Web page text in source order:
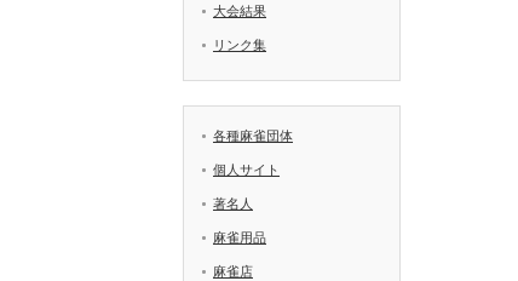
大会結果
リンク集
各種麻雀団体
個人サイト
著名人
麻雀用品
麻雀店